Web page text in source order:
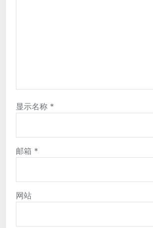
显示名称 *
邮箱 *
网站